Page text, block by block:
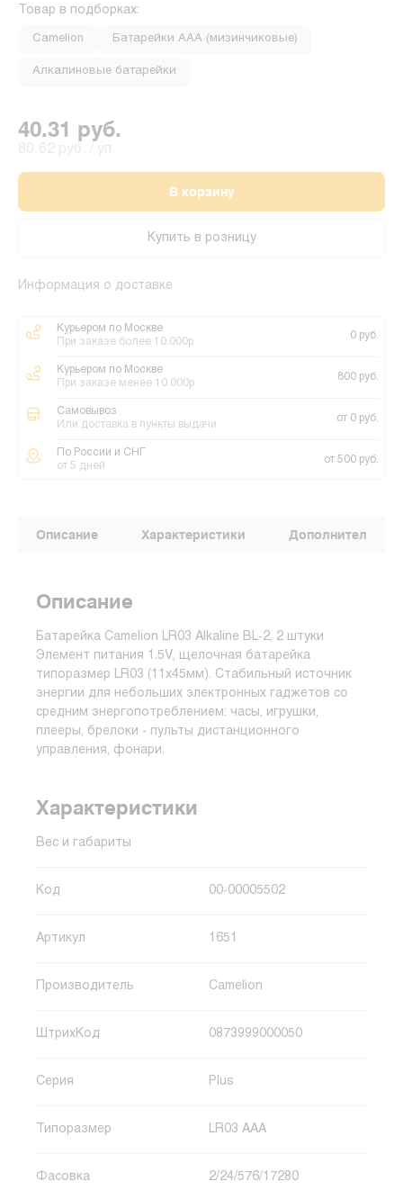
Товар в подборках:
Camelion Батарейки ААА (мизинчиковые)
Алкалиновые батарейки
40.31 руб.
В корзину
Купить в розницу
Информация о доставке
Курьером по Москве
При заказе более 10.000р
0 руб.
Курьером по Москве
При заказе менее 10.000р
800 руб.
Самовывоз
Или доставка в пункты выдачи
от 0 руб.
По России и СНГ
от 5 дней
от 500 руб.
Описание Характеристики
Описание
Батарейка Camelion LR03 Alkaline BL-2, 2 штуки
Элемент питания 1.5V, щелочная батарейка
типоразмер LR03 (11х45мм). Стабильный источник
энергии для небольших электронных гаджетов со
средним энергопотреблением: часы, игрушки,
плееры, брелоки - пульты дистанционного
управления, фонари.
Характеристики
Вес и габариты
Код 00-00005502
Артикул 1651
Производитель Camelion
ШтрихКод 0873999000050
Серия Plus
Типоразмер LR03 AAA
Фасовка 2/24/576/17280